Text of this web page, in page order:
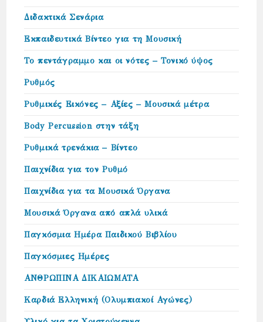
Διδακτικά Σενάρια
Εκπαιδευτικά Βίντεο για τη Μουσική
Το πεντάγραμμο και οι νότες – Τονικό ύψος
Ρυθμός
Ρυθμικές Εικόνες – Αξίες – Μουσικά μέτρα
Body Percussion στην τάξη
Ρυθμικά τρενάκια – Βίντεο
Παιχνίδια για τον Ρυθμό
Παιχνίδια για τα Μουσικά Όργανα
Μουσικά Όργανα από απλά υλικά
Παγκόσμια Ημέρα Παιδικού Βιβλίου
Παγκόσμιες Ημέρες
ΑΝΘΡΩΠΙΝΑ ΔΙΚΑΙΩΜΑΤΑ
Καρδιά Ελληνική (Ολυμπιακοί Αγώνες)